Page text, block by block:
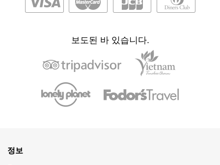
보도된 바 있습니다.
정보